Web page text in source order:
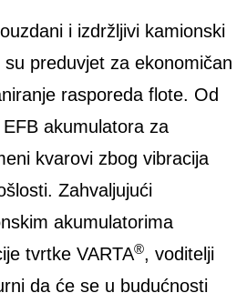
i izdržljivi kamionski
preduvjet za ekonomičan
rasporeda flote. Od
EFB akumulatora za
kvarovi zbog vibracija
Zahvaljujući
akumulatorima
tvrtke VARTA®, voditelji
da će se u budućnosti